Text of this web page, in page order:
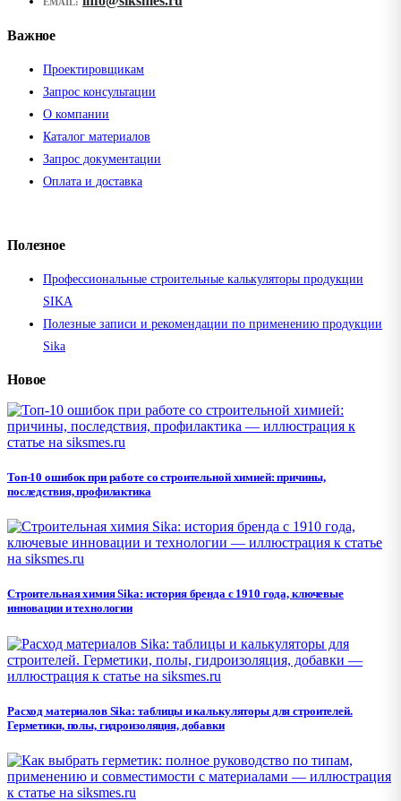
Важное
Проектировщикам
Запрос консультации
О компании
Каталог материалов
Запрос документации
Оплата и доставка
Полезное
Профессиональные строительные калькуляторы продукции
SIKA
Полезные записи и рекомендации по применению продукции
Sika
Новое
Топ-10 ошибок при работе со строительной химией: причины,
последствия, профилактика
Строительная химия Sika: история бренда с 1910 года, ключевые
инновации и технологии
Расход материалов Sika: таблицы и калькуляторы для строителей.
Герметики, полы, гидроизоляция, добавки